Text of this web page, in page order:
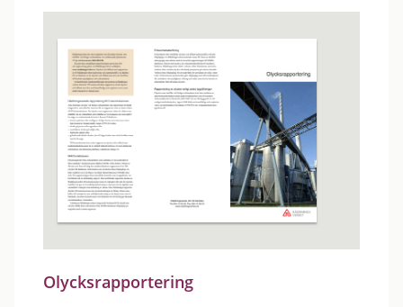
Olycksrapportering